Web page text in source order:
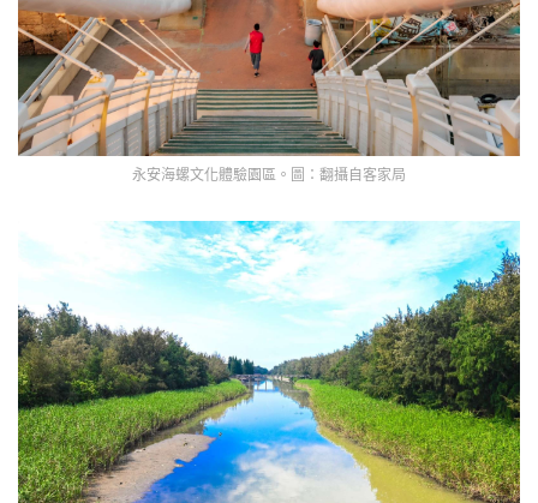
永安海螺文化體驗園區。圖：翻攝自客家局